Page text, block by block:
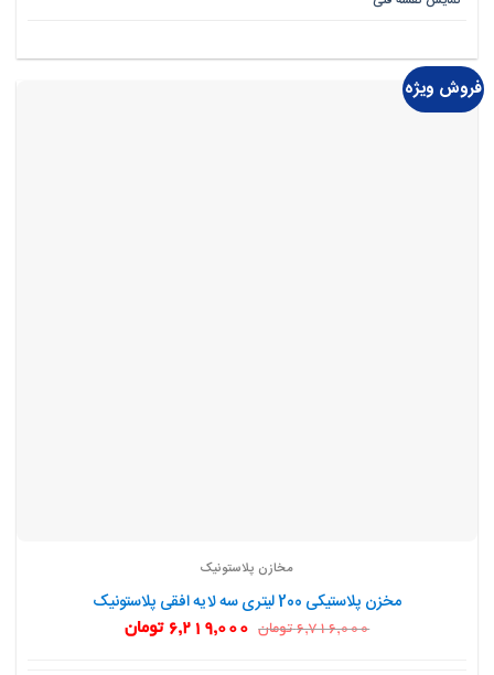
فروش ویژه
مخازن پلاستونیک
مخزن پلاستیکی 200 لیتری سه لایه افقی پلاستونیک
6,716,000 تومان قیمت
اصلی:
6,219,000 تومانقیمت